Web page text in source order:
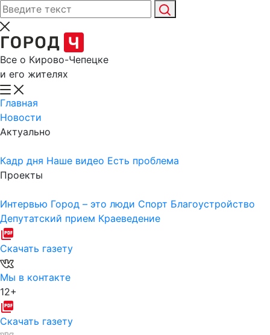
Все о Кирово-Чепецке
и его жителях
Главная
Новости
Актуально
Кадр дня Наше видео Есть проблема
Проекты
Интервью Город – это люди Спорт Благоустройство
Депутатский прием Краеведение
Скачать газету
Мы в контакте
12+
Скачать газету